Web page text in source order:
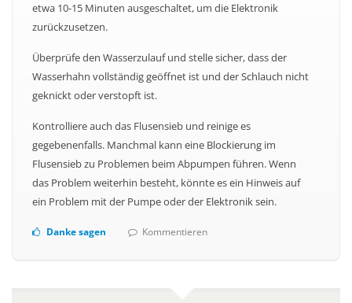
etwa 10-15 Minuten ausgeschaltet, um die Elektronik
zurückzusetzen.
Überprüfe den Wasserzulauf und stelle sicher, dass der
Wasserhahn vollständig geöffnet ist und der Schlauch nicht
geknickt oder verstopft ist.
Kontrolliere auch das Flusensieb und reinige es
gegebenenfalls. Manchmal kann eine Blockierung im
Flusensieb zu Problemen beim Abpumpen führen. Wenn
das Problem weiterhin besteht, könnte es ein Hinweis auf
ein Problem mit der Pumpe oder der Elektronik sein.
Danke sagen Kommentieren